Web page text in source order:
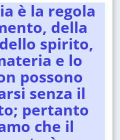
è la regola
della
spirito,
e lo
possono
senza il
pertanto
che il